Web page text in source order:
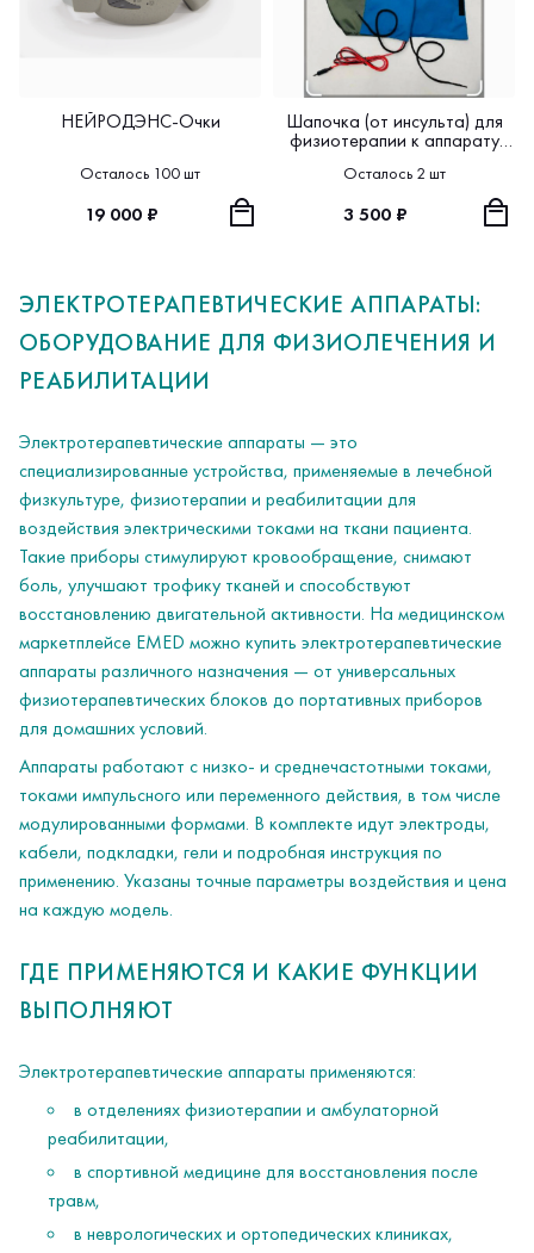
НЕЙРОДЭНС-Очки
Осталось 100 шт
19 000 ₽
Шапочка (от инсульта) для
физиотерапии к аппарату
Осталось 2 шт
3 500 ₽
ЭЛЕКТРОТЕРАПЕВТИЧЕСКИЕ АППАРАТЫ:
ОБОРУДОВАНИЕ ДЛЯ ФИЗИОЛЕЧЕНИЯ И
РЕАБИЛИТАЦИИ
Электротерапевтические аппараты — это
специализированные устройства, применяемые в лечебной
физкультуре, физиотерапии и реабилитации для
воздействия электрическими токами на ткани пациента.
Такие приборы стимулируют кровообращение, снимают
боль, улучшают трофику тканей и способствуют
восстановлению двигательной активности. На медицинском
маркетплейсе EMED можно купить электротерапевтические
аппараты различного назначения — от универсальных
физиотерапевтических блоков до портативных приборов
для домашних условий.
Аппараты работают с низко- и среднечастотными токами,
токами импульсного или переменного действия, в том числе
модулированными формами. В комплекте идут электроды,
кабели, подкладки, гели и подробная инструкция по
применению. Указаны точные параметры воздействия и цена
на каждую модель.
ГДЕ ПРИМЕНЯЮТСЯ И КАКИЕ ФУНКЦИИ
ВЫПОЛНЯЮТ
Электротерапевтические аппараты применяются:
в отделениях физиотерапии и амбулаторной
реабилитации,
в спортивной медицине для восстановления после
травм,
в неврологических и ортопедических клиниках,